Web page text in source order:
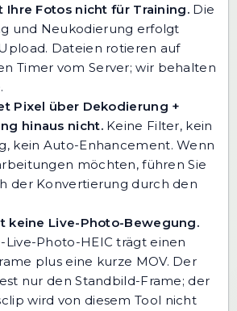
Ihre Fotos nicht für Training.Die
und Neukodierung erfolgt
Dateien rotieren auf
Timer vom Server; wir behalten
Pixel über Dekodierung +
hinaus nicht.Keine Filter, kein
kein Auto-Enhancement. Wenn
möchten, führen Sie
der Konvertierung durch den
keine Live-Photo-Bewegung.
Live-Photo-HEIC trägt einen
plus eine kurze MOV. Der
nur den Standbild-Frame; der
wird von diesem Tool nicht